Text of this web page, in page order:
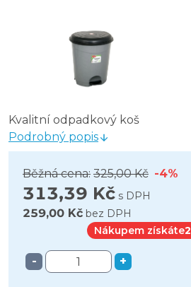
Kvalitní odpadkový koš
Podrobný popis
Běžná cena: 325,00 Kč -4%
313,39 Kč s DPH
259,00 Kč bez DPH
Nákupem získáte2
- +